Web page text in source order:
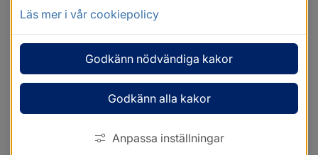
Läs mer i vår cookiepolicy
Godkänn nödvändiga kakor
Godkänn alla kakor
Anpassa inställningar